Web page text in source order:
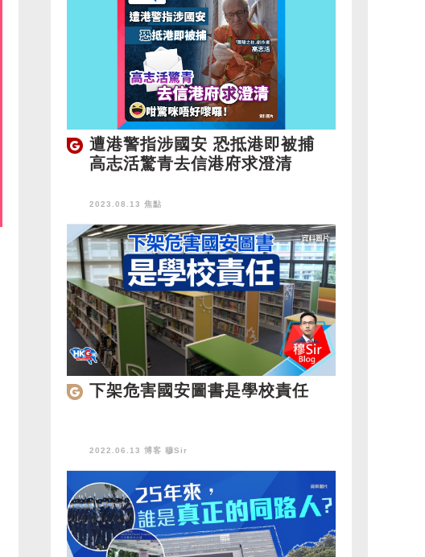
遭港警指涉國安 恐抵港即被捕
高志活驚青去信港府求澄清
2023.08.13 焦點
下架危害國安圖書是學校責任
2022.06.13 博客 穆Sir